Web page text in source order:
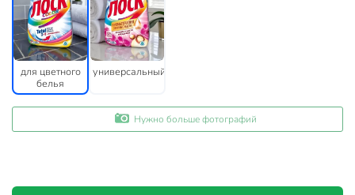
для цветного
белья
универсальный
Нужно больше фотографий